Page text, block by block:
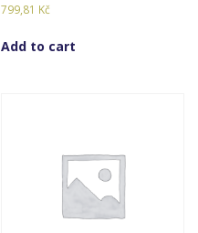
799,81 Kč
Add to cart